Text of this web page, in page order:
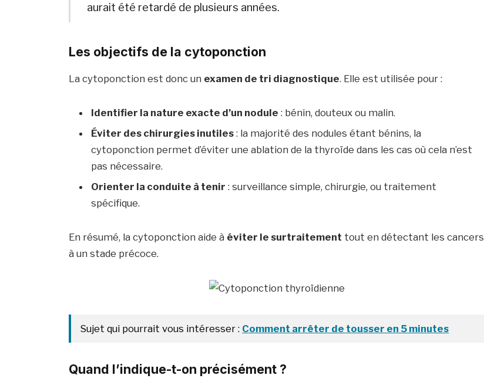
aurait été retardé de plusieurs années.
Les objectifs de la cytoponction
La cytoponction est donc un examen de tri diagnostique. Elle est utilisée pour :
Identifier la nature exacte d’un nodule : bénin, douteux ou malin.
Éviter des chirurgies inutiles : la majorité des nodules étant bénins, la
cytoponction permet d’éviter une ablation de la thyroïde dans les cas où cela n’est
pas nécessaire.
Orienter la conduite à tenir : surveillance simple, chirurgie, ou traitement
spécifique.
En résumé, la cytoponction aide à éviter le surtraitement tout en détectant les cancers
à un stade précoce.
Sujet qui pourrait vous intéresser : Comment arrêter de tousser en 5 minutes
Quand l’indique-t-on précisément ?